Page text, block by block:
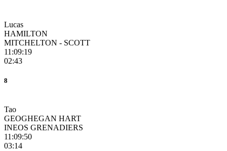
Lucas
HAMILTON
MITCHELTON - SCOTT
11:09:19
02:43
8
Tao
GEOGHEGAN HART
INEOS GRENADIERS
11:09:50
03:14